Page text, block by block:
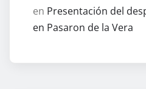
en Presentación del
en Pasaron de la Vera